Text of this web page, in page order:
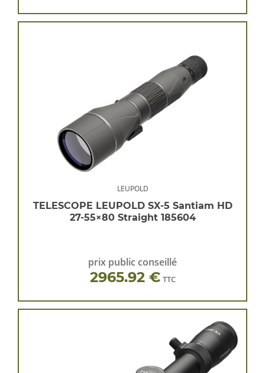
LEUPOLD
TELESCOPE LEUPOLD SX-5 Santiam HD
27-55×80 Straight 185604
prix public conseillé
2965.92 € TTC